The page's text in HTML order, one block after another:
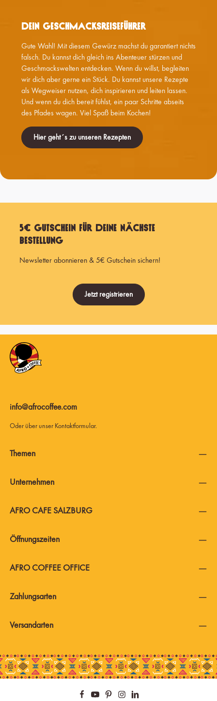
Dein Geschmacksreiseführer
Gute Wahl! Mit diesem Gewürz machst du garantiert nichts
falsch. Du kannst dich gleich ins Abenteuer stürzen und
Geschmackswelten entdecken. Wenn du willst, begleiten
wir dich aber gerne ein Stück. Du kannst unsere Rezepte
als Wegweiser nutzen, dich inspirieren und leiten lassen.
Und wenn du dich bereit fühlst, ein paar Schritte abseits
des Pfades wagen. Viel Spaß beim Kochen!
Hier geht´s zu unseren Rezepten
5€ Gutschein für Deine nächste
Bestellung
Newsletter abonnieren & 5€ Gutschein sichern!
Jetzt registrieren
info@afrocoffee.com
Oder über unser Kontaktformular.
AFRO COFFEE OFFICE
AFRO CAFE SALZBURG
Zahlungsarten
Themen
Unternehmen
Öffnungszeiten
Versandarten